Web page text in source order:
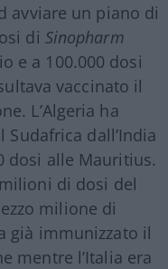
avviare un piano di
di Sinopharm
e a 100.000 dosi
vaccinato il
L’Algeria ha
dall’India
dosi alle Mauritius.
di dosi del
milione di
già immunizzato il
mentre l’Italia era